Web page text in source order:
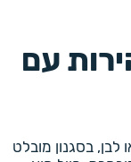
עם
בסגנון מובלט